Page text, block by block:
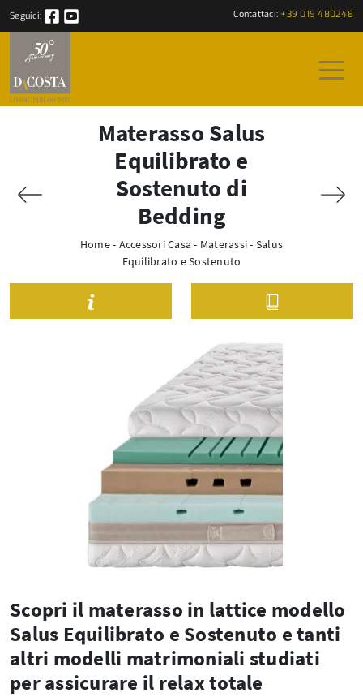
Seguici: Contattaci: +39 019 480248
Materasso Salus
Equilibrato e
Sostenuto di
Bedding
Home- Accessori Casa - Materassi- Salus
Equilibrato e Sostenuto
Scopri il materasso in lattice modello
Salus Equilibrato e Sostenuto e tanti
altri modelli matrimoniali studiati
per assicurare il relax totale